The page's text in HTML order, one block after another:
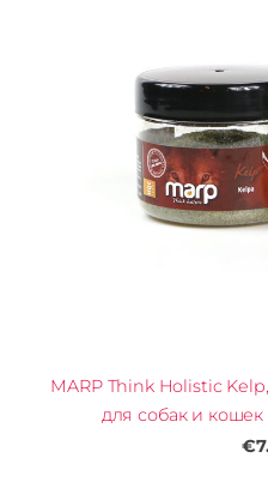
MARP Think Holistic
для собак и